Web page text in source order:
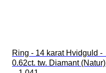
Ring - 14 karat Hvidguld -
0.62ct. tw. Diamant (Natur)